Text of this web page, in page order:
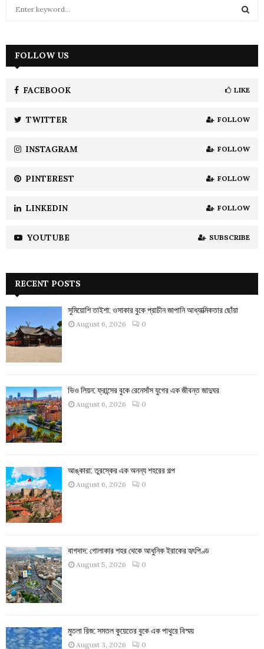
h
H
FOLLOW US
FACEBOOK LIKE
TWITTER FOLLOW
INSTAGRAM FOLLOW
PINTEREST FOLLOW
LINKEDIN FOLLOW
YOUTUBE SUBSCRIBE
RECENT POSTS
সুমিয়োশি তাইশা: ওসাকার বুকে প্রাচীন জাপানি আধ্যাত্মিকতার ছোঁয়া
August 6, 2026 0
ভিও লিয়ন: ফ্রান্সের বুকে রেনেসাঁস যুগের এক জীবন্ত জাদুঘর
August 6, 2026 0
আঙ্কারা: তুরস্কের এক অনন্য শহরের গল্প
August 6, 2026 0
বাগদাদ: গোলাকার শহর থেকে আধুনিক ইরাকের হৃৎপিণ্ড
August 5, 2026 0
মুতলা রিজ: সমতল কুয়েতের বুকে এক পাথুরে বিস্ময়
August 3, 2026 0